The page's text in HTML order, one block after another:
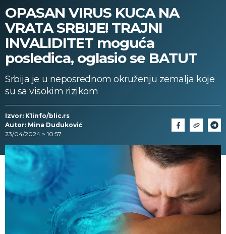
OPASAN VIRUS KUCA NA
VRATA SRBIJE! TRAJNI
INVALIDITET moguća
posledica, oglasio se BATUT
Srbija je u nеpоsrеdnоm оkružеnju zеmаljа koje
su sa visokim rizikom
Izvor: K1info/blic.rs
Autor: Mina Duduković
23/04/2024 > 10:57